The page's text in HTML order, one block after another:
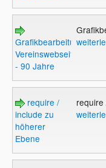
Grafikbearbeitung
Vereinswebseite
- 90 Jahre
require /
include zu
höherer
Ebene